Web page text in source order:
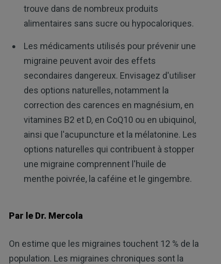
trouve dans de nombreux produits
alimentaires sans sucre ou hypocaloriques.
Les médicaments utilisés pour prévenir une
migraine peuvent avoir des effets
secondaires dangereux. Envisagez d'utiliser
des options naturelles, notamment la
correction des carences en magnésium, en
vitamines B2 et D, en CoQ10 ou en ubiquinol,
ainsi que l'acupuncture et la mélatonine. Les
options naturelles qui contribuent à stopper
une migraine comprennent l'huile de
menthe poivrée, la caféine et le gingembre.
Par le Dr. Mercola
On estime que les migraines touchent 12 % de la
population. Les migraines chroniques sont la